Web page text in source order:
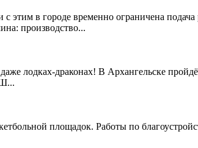
в городе временно ограничена
производство...
лодках-драконах! В Архангельске
площадок. Работы по